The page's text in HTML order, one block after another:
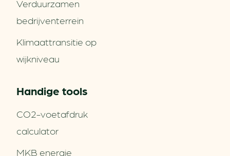
Verduurzamen
bedrijventerrein
Klimaattransitie op
wijkniveau
Handige tools
CO2-voetafdruk
calculator
MKB energie